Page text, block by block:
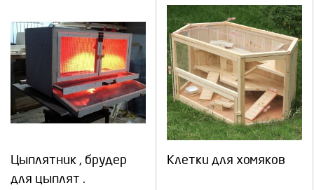
Цыплятник , брудер
для цыплят .
Клетки для хомяков